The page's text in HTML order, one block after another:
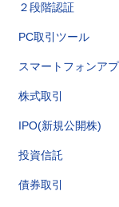
２段階認証
PC取引ツール
スマートフォンア
株式取引
IPO(新規公開株)
投資信託
債券取引